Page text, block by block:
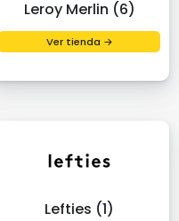
Leroy Merlin (6)
Ver tienda →
Lefties (1)